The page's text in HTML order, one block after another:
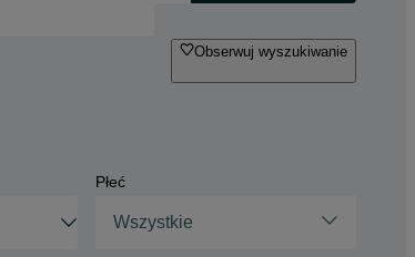
Obserwuj wyszukiwanie
Płeć
Wszystkie